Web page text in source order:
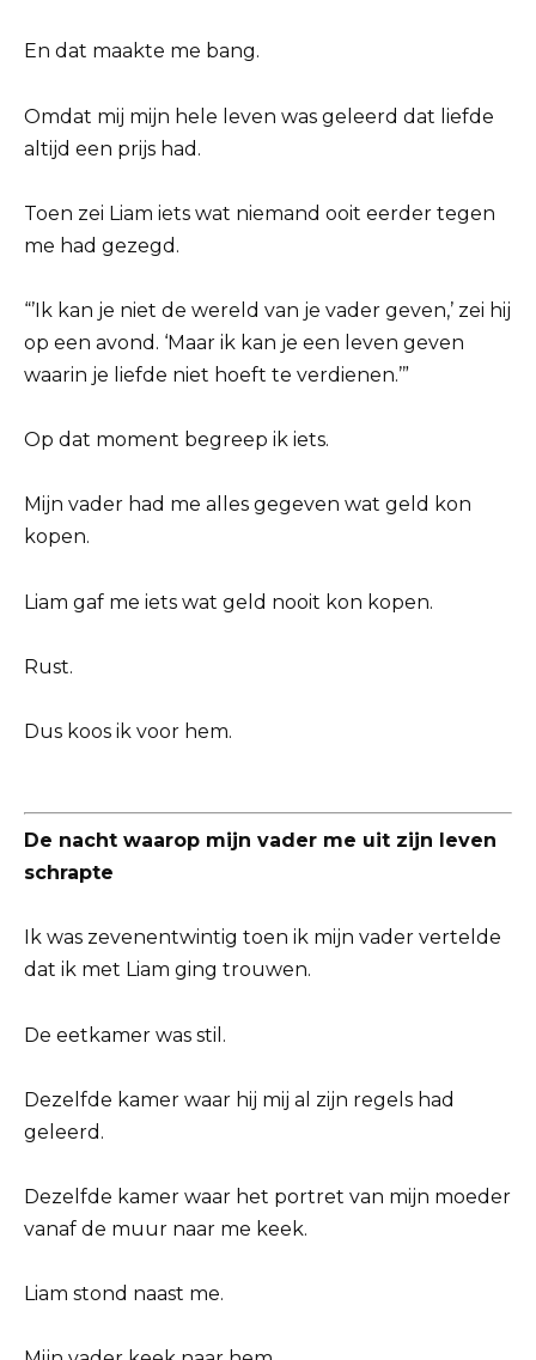
En dat maakte me bang.
Omdat mij mijn hele leven was geleerd dat liefde
altijd een prijs had.
Toen zei Liam iets wat niemand ooit eerder tegen
me had gezegd.
“’Ik kan je niet de wereld van je vader geven,’ zei hij
op een avond. ‘Maar ik kan je een leven geven
waarin je liefde niet hoeft te verdienen.’”
Op dat moment begreep ik iets.
Mijn vader had me alles gegeven wat geld kon
kopen.
Liam gaf me iets wat geld nooit kon kopen.
Rust.
Dus koos ik voor hem.
De nacht waarop mijn vader me uit zijn leven
schrapte
Ik was zevenentwintig toen ik mijn vader vertelde
dat ik met Liam ging trouwen.
De eetkamer was stil.
Dezelfde kamer waar hij mij al zijn regels had
geleerd.
Dezelfde kamer waar het portret van mijn moeder
vanaf de muur naar me keek.
Liam stond naast me.